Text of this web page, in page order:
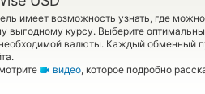
имеет возможность узнать, где
выгодному курсу. Выберите
валюты. Каждый обменный
видео, которое подробно